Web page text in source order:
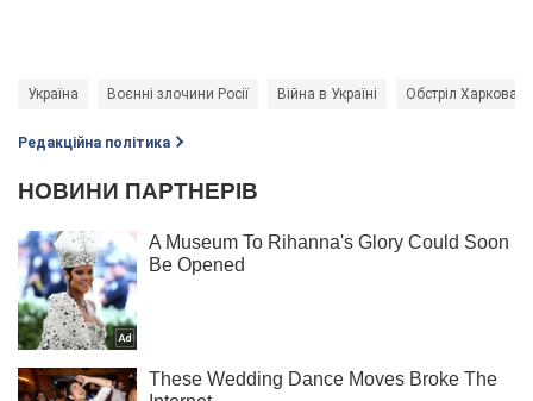
Україна Воєнні злочини Росії Війна в Україні Обстріл Харкова
Редакційна політика